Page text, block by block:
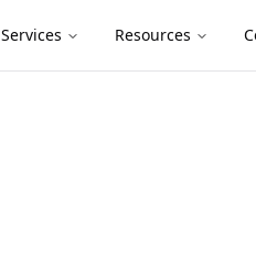
Services Resources